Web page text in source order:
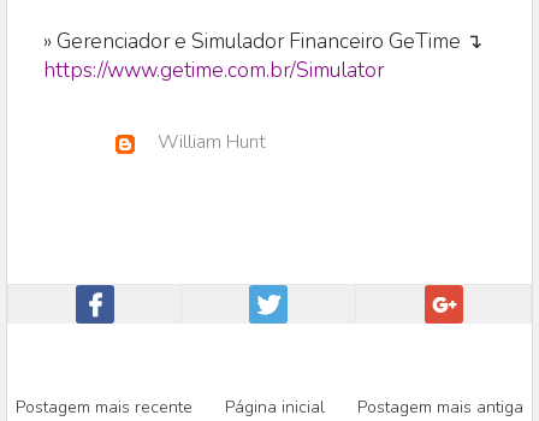
» Gerenciador e Simulador Financeiro GeTime ↴
https://www.getime.com.br/Simulator
William Hunt
Postagem mais recente Página inicial Postagem mais antiga